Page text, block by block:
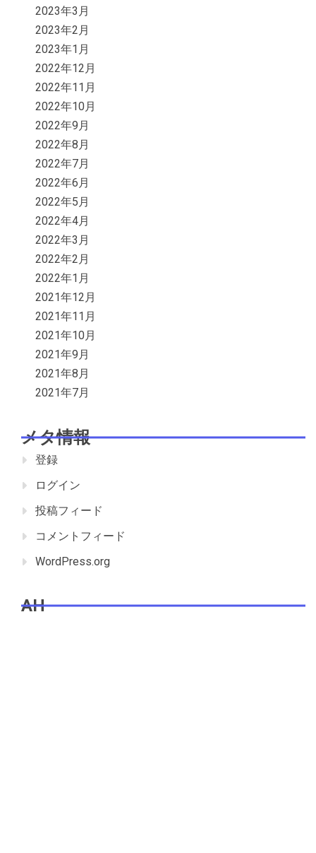
2023年3月
2023年2月
2023年1月
2022年12月
2022年11月
2022年10月
2022年9月
2022年8月
2022年7月
2022年6月
2022年5月
2022年4月
2022年3月
2022年2月
2022年1月
2021年12月
2021年11月
2021年10月
2021年9月
2021年8月
2021年7月
メタ情報
登録
ログイン
投稿フィード
コメントフィード
WordPress.org
AH